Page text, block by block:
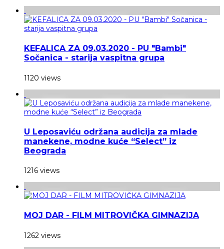
KEFALICA ZA 09.03.2020 - PU "Bambi"
Sočanica - starija vaspitna grupa
1120 views
U Leposaviću održana audicija za mlade
manekene, modne kuće “Select” iz
Beograda
1216 views
MOJ DAR - FILM MITROVIČKA GIMNAZIJA
1262 views